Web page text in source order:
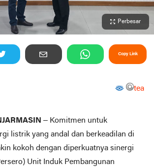
Perbesar
Copy Link
tea
– Komitmen untuk
listrik yang andal dan berkeadilan di
kokoh dengan diperkuatnya sinergi
Unit Induk Pembangunan